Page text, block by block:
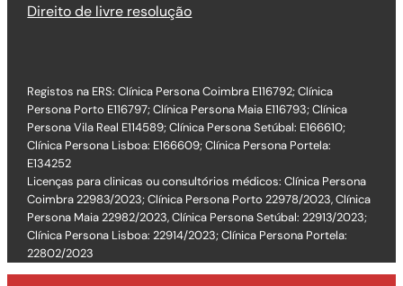
Direito de livre resolução
Registos na ERS: Clínica Persona Coimbra E116792; Clínica
Persona Porto E116797; Clínica Persona Maia E116793; Clínica
Persona Vila Real E114589; Clínica Persona Setúbal: E166610;
Clínica Persona Lisboa: E166609; Clínica Persona Portela:
E134252
Licenças para clinicas ou consultórios médicos: Clínica Persona
Coimbra 22983/2023; Clínica Persona Porto 22978/2023, Clínica
Persona Maia 22982/2023, Clínica Persona Setúbal: 22913/2023;
Clínica Persona Lisboa: 22914/2023; Clínica Persona Portela:
22802/2023